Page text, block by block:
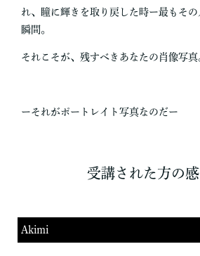
れ、瞳に輝きを取り戻した時ー最もそ
瞬間。
それこそが、残すべきあなたの肖像写真
ーそれがポートレイト写真なのだー
受講された方の感
Akimi